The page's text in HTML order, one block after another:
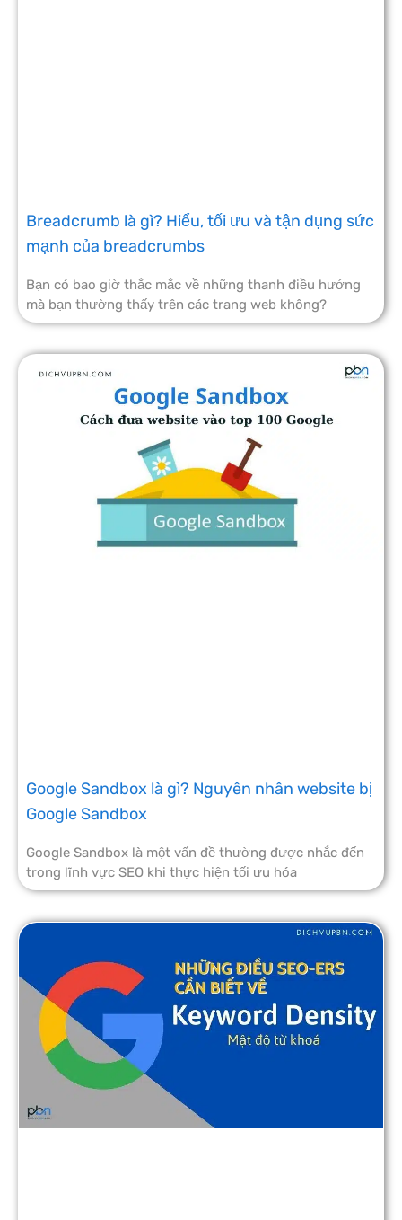
Breadcrumb là gì? Hiểu, tối ưu và tận dụng sức
mạnh của breadcrumbs
Bạn có bao giờ thắc mắc về những thanh điều hướng
mà bạn thường thấy trên các trang web không?
Google Sandbox là gì? Nguyên nhân website bị
Google Sandbox
Google Sandbox là một vấn đề thường được nhắc đến
trong lĩnh vực SEO khi thực hiện tối ưu hóa